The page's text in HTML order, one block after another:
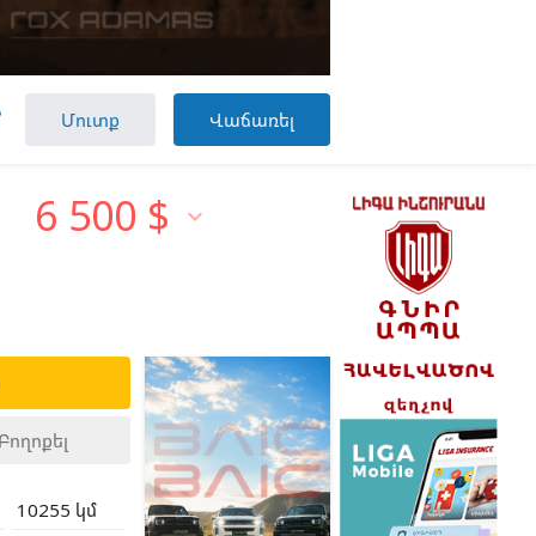
Վաճառել
Մուտք
6 500 $ 
Բողոքել
10255 կմ